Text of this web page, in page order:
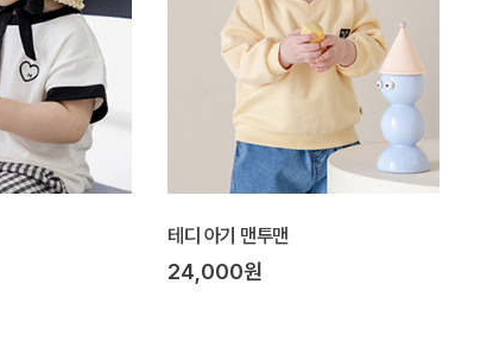
테디 아기 맨투맨
24,000원